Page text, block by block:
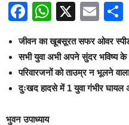
Facebook
WhatsApp
X
जीवन का खूबसूरत सफर ओवर
सभी युवा अभी अपने सुंदर भविष्य के
परिवारजनों को ताउम्र न भूलने
दुःखद हादसे में 1 युवा गंभीर घायल
भुवन उपाध्याय